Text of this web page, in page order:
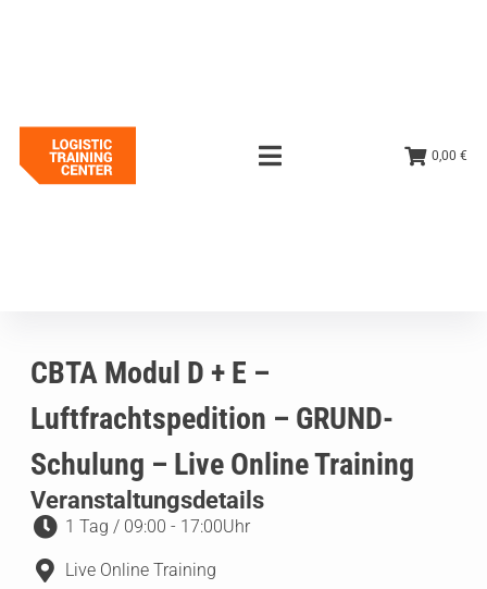
0,00 €
CBTA Modul D + E –
Luftfrachtspedition – GRUND-
Schulung – Live Online Training
Veranstaltungsdetails
1 Tag / 09:00 - 17:00Uhr
Live Online Training